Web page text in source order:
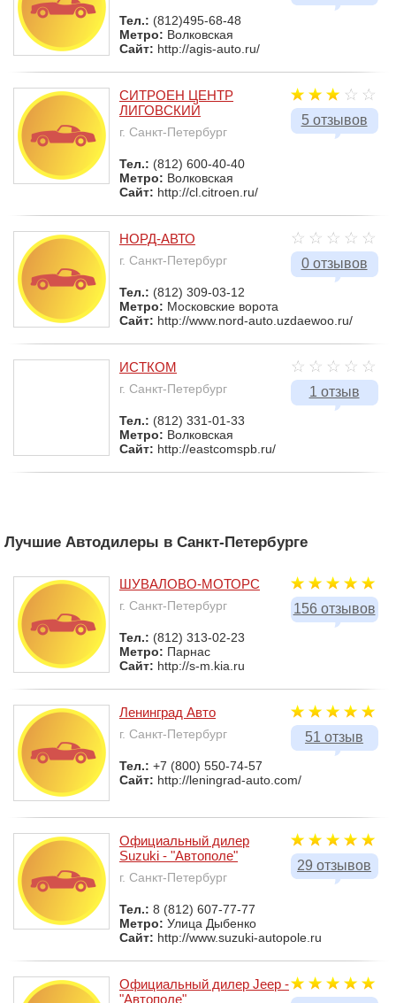
Тел.: (812)495-68-48
Метро: Волковская
Сайт: http://agis-auto.ru/
5 отзывов
СИТРОЕН ЦЕНТР
ЛИГОВСКИЙ
г. Санкт-Петербург
Тел.: (812) 600-40-40
Метро: Волковская
Сайт: http://cl.citroen.ru/
0 отзывов
НОРД-АВТО
г. Санкт-Петербург
Тел.: (812) 309-03-12
Метро: Московские ворота
Сайт: http://www.nord-auto.uzdaewoo.ru/
1 отзыв
ИСТКОМ
г. Санкт-Петербург
Тел.: (812) 331-01-33
Метро: Волковская
Сайт: http://eastcomspb.ru/
Лучшие Автодилеры в Санкт-Петербурге
156 отзывов
ШУВАЛОВО-МОТОРС
г. Санкт-Петербург
Тел.: (812) 313-02-23
Метро: Парнас
Сайт: http://s-m.kia.ru
51 отзыв
Ленинград Авто
г. Санкт-Петербург
Тел.: +7 (800) 550-74-57
Сайт: http://leningrad-auto.com/
29 отзывов
Официальный дилер
Suzuki - "Автополе"
г. Санкт-Петербург
Тел.: 8 (812) 607-77-77
Метро: Улица Дыбенко
Сайт: http://www.suzuki-autopole.ru
Официальный дилер Jeep -
"Автополе"